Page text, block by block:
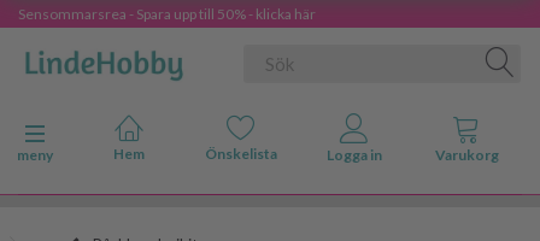
Sensommarsrea - Spara upp till 50% - klicka här
Ändra navigering
meny